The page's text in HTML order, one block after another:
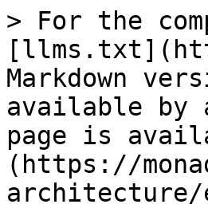
> For the
Markdown
available by
page is
(https://
architecture/